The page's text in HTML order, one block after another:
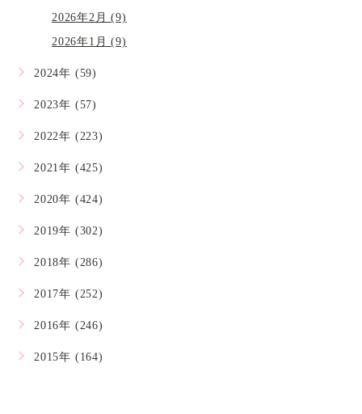
2026年2月 (9)
2026年1月 (9)
2024年 (59)
2023年 (57)
2022年 (223)
2021年 (425)
2020年 (424)
2019年 (302)
2018年 (286)
2017年 (252)
2016年 (246)
2015年 (164)